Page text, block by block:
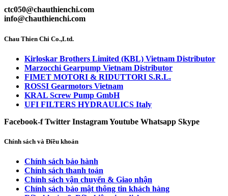
ctc050@chauthienchi.com
info@chauthienchi.com
Chau Thien Chi Co.,Ltd.
Kirloskar Brothers Limited (KBL) Vietnam Distributor
Marzocchi Gearpump Vietnam Distributor
FIMET MOTORI & RIDUTTORI S.R.L.
ROSSI Gearmotors Vietnam
KRAL Screw Pump GmbH
UFI FILTERS HYDRAULICS Italy
Facebook-f Twitter InstagramYoutube Whatsapp Skype
Chính sách và Điều khoản
Chính sách bảo hành
Chính sách thanh toán
Chính sách vận chuyển & Giao nhận
Chính sách bảo mật thông tin khách hàng